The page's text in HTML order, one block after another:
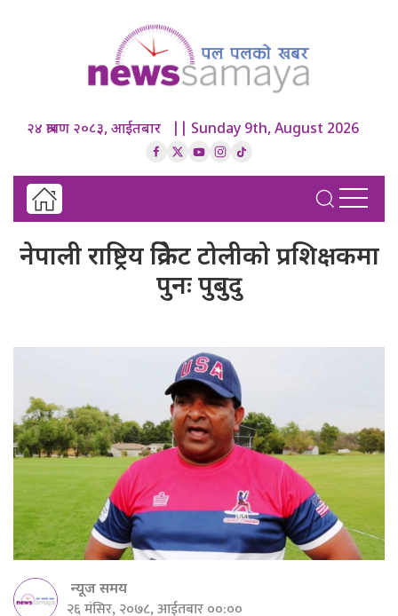
२४ श्रावण २०८३, आईतबार || Sunday 9th, August 2026
नेपाली राष्ट्रिय क्रिकेट टोलीको प्रशिक्षकमा
पुनः पुबुदु
न्यूज समय
२६ मंसिर, २०७८, आईतबार ००:००